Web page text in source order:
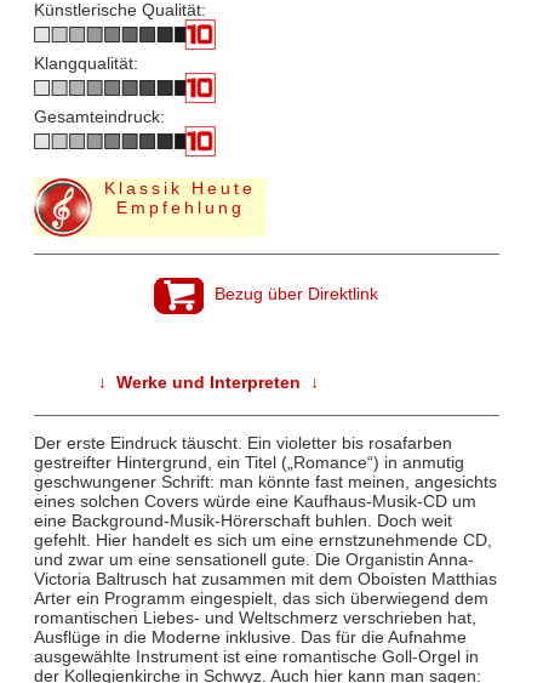
Künstlerische Qualität:
Klangqualität:
Gesamteindruck:
Klassik Heute
Empfehlung
Bezug über Direktlink
↓ Werke und Interpreten ↓
Der erste Eindruck täuscht. Ein violetter bis rosafarben
gestreifter Hintergrund, ein Titel („Romance“) in anmutig
geschwungener Schrift: man könnte fast meinen, angesichts
eines solchen Covers würde eine Kaufhaus-Musik-CD um
eine Background-Musik-Hörerschaft buhlen. Doch weit
gefehlt. Hier handelt es sich um eine ernstzunehmende CD,
und zwar um eine sensationell gute. Die Organistin Anna-
Victoria Baltrusch hat zusammen mit dem Oboisten Matthias
Arter ein Programm eingespielt, das sich überwiegend dem
romantischen Liebes- und Weltschmerz verschrieben hat,
Ausflüge in die Moderne inklusive. Das für die Aufnahme
ausgewählte Instrument ist eine romantische Goll-Orgel in
der Kollegienkirche in Schwyz. Auch hier kann man sagen: